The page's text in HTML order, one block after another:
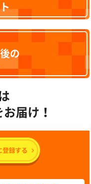
の
届け！